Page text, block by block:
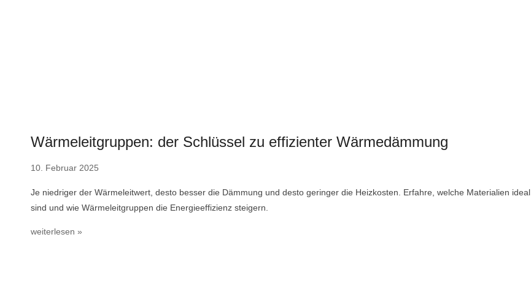
Wärmeleitgruppen: der Schlüssel zu effizienter Wärmedämmung
10. Februar 2025
Je niedriger der Wärmeleitwert, desto besser die Dämmung und desto geringer die Heizkosten. Erfahre, welche Materialien ideal
sind und wie Wärmeleitgruppen die Energieeffizienz steigern.
weiterlesen »